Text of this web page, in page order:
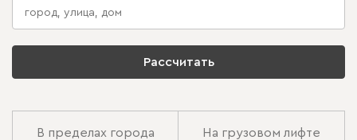
Рассчитать
В пределах города На грузовом лифте